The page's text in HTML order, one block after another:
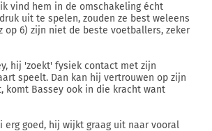
vind hem in de omschakeling écht
uit te spelen, zouden ze best weleens
op 6) zijn niet de beste voetballers, zeker
hij 'zoekt' fysiek contact met zijn
speelt. Dan kan hij vertrouwen op zijn
komt Bassey ook in die kracht want
erg goed, hij wijkt graag uit naar vooral